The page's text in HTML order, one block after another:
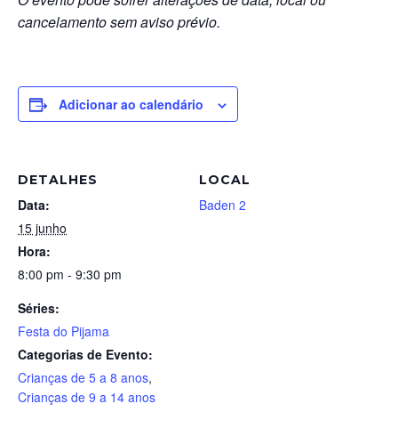
cancelamento sem aviso prévio.
Adicionar ao calendário
DETALHES
Data:
15 junho
Hora:
8:00 pm - 9:30 pm
Séries:
Festa do Pijama
Categorias de Evento:
Crianças de 5 a 8 anos,
Crianças de 9 a 14 anos
LOCAL
Baden 2